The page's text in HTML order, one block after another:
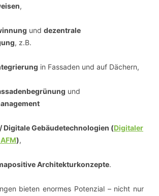
,
und dezentrale
, z.B.
in Fassaden und auf Dächern,
und
Digitale Gebäudetechnologien (Digitaler
),
Architekturkonzepte.
bieten enormes Potenzial – nicht nur